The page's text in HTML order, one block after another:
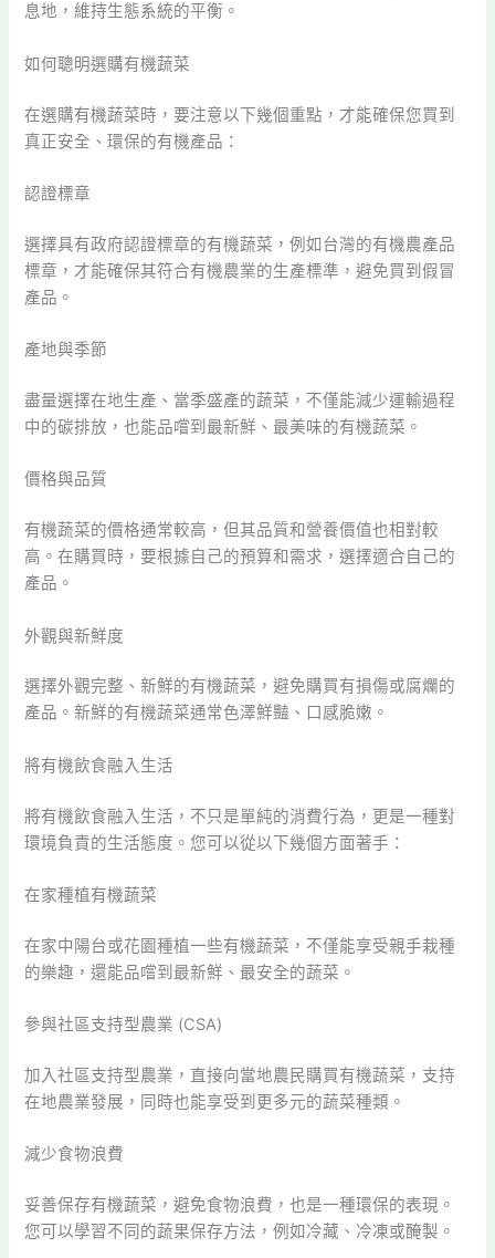
息地，維持生態系統的平衡。
如何聰明選購有機蔬菜
在選購有機蔬菜時，要注意以下幾個重點，才能確保您買到
真正安全、環保的有機產品：
認證標章
選擇具有政府認證標章的有機蔬菜，例如台灣的有機農產品
標章，才能確保其符合有機農業的生產標準，避免買到假冒
產品。
產地與季節
盡量選擇在地生產、當季盛產的蔬菜，不僅能減少運輸過程
中的碳排放，也能品嚐到最新鮮、最美味的有機蔬菜。
價格與品質
有機蔬菜的價格通常較高，但其品質和營養價值也相對較
高。在購買時，要根據自己的預算和需求，選擇適合自己的
產品。
外觀與新鮮度
選擇外觀完整、新鮮的有機蔬菜，避免購買有損傷或腐爛的
產品。新鮮的有機蔬菜通常色澤鮮豔、口感脆嫩。
將有機飲食融入生活
將有機飲食融入生活，不只是單純的消費行為，更是一種對
環境負責的生活態度。您可以從以下幾個方面著手：
在家種植有機蔬菜
在家中陽台或花園種植一些有機蔬菜，不僅能享受親手栽種
的樂趣，還能品嚐到最新鮮、最安全的蔬菜。
參與社區支持型農業 (CSA)
加入社區支持型農業，直接向當地農民購買有機蔬菜，支持
在地農業發展，同時也能享受到更多元的蔬菜種類。
減少食物浪費
妥善保存有機蔬菜，避免食物浪費，也是一種環保的表現。
您可以學習不同的蔬果保存方法，例如冷藏、冷凍或醃製。